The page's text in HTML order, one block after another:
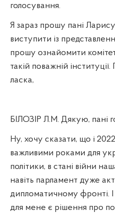
голосування.
Я зараз прошу пані
виступити із
прошу ознайомити
такій поважній
ласка,
БІЛОЗІР Л.М. Дякую, пані
Ну, хочу сказати, що і
важливими роками для
політики, в стані війни
навіть парламент дуже
дипломатичному фронті.
для мене є рішення про